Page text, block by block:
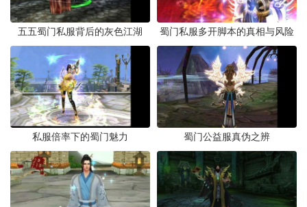
五五蜀门私服背后的灰色江湖 蜀门私服多开脚本的真相与风险
私服倍率下的蜀门魅力 蜀门公益服真伪之辨